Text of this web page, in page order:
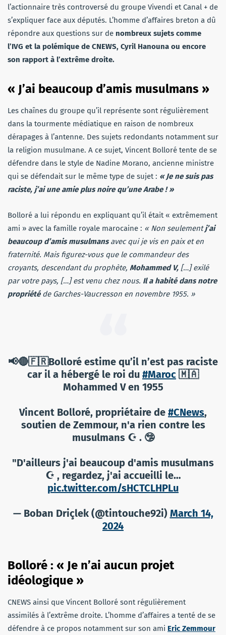
l’actionnaire très controversé du groupe Vivendi et Canal + de
s’expliquer face aux députés. L’homme d’affaires breton a dû
répondre aux questions sur de nombreux sujets comme
l’IVG et la polémique de CNEWS, Cyril Hanouna ou encore
son rapport à l’extrême droite.
« J’ai beaucoup d’amis musulmans »
Les chaînes du groupe qu’il représente sont régulièrement
dans la tourmente médiatique en raison de nombreux
dérapages à l’antenne. Des sujets redondants notamment sur
la religion musulmane. A ce sujet, Vincent Bolloré tente de se
défendre dans le style de Nadine Morano, ancienne ministre
qui se défendait sur le même type de sujet : « Je ne suis pas
raciste, j’ai une amie plus noire qu’une Arabe ! »
Bolloré a lui répondu en expliquant qu’il était « extrêmement
ami » avec la famille royale marocaine : « Non seulementj’ai
beaucoup d’amis musulmansavec qui je vis en paix et en
fraternité. Mais figurez-vous que le commandeur des
croyants, descendant du prophète, Mohammed V, […] exilé
par votre pays, […] est venu chez nous. Il a habité dans notre
propriétéde Garches-Vaucresson en novembre 1955. »
📢🔴🇫🇷Bolloré estime qu’il n’est pas raciste
car il a hébergé le roi du #Maroc 🇲🇦
Mohammed V en 1955
Vincent Bolloré, propriétaire de #CNews,
soutien de Zemmour, n'a rien contre les
musulmans ☪️ . 🤥
"D'ailleurs j'ai beaucoup d'amis musulmans
☪️ , regardez, j'ai accueilli le…
pic.twitter.com/sHCTCLHPLu
— Boban Driçlek (@tintouche92i) March 14,
2024
Bolloré : « Je n’ai aucun projet
idéologique »
CNEWS ainsi que Vincent Bolloré sont régulièrement
assimilés à l’extrême droite. L’homme d’affaires a tenté de se
défendre à ce propos notamment sur son ami Eric Zemmour